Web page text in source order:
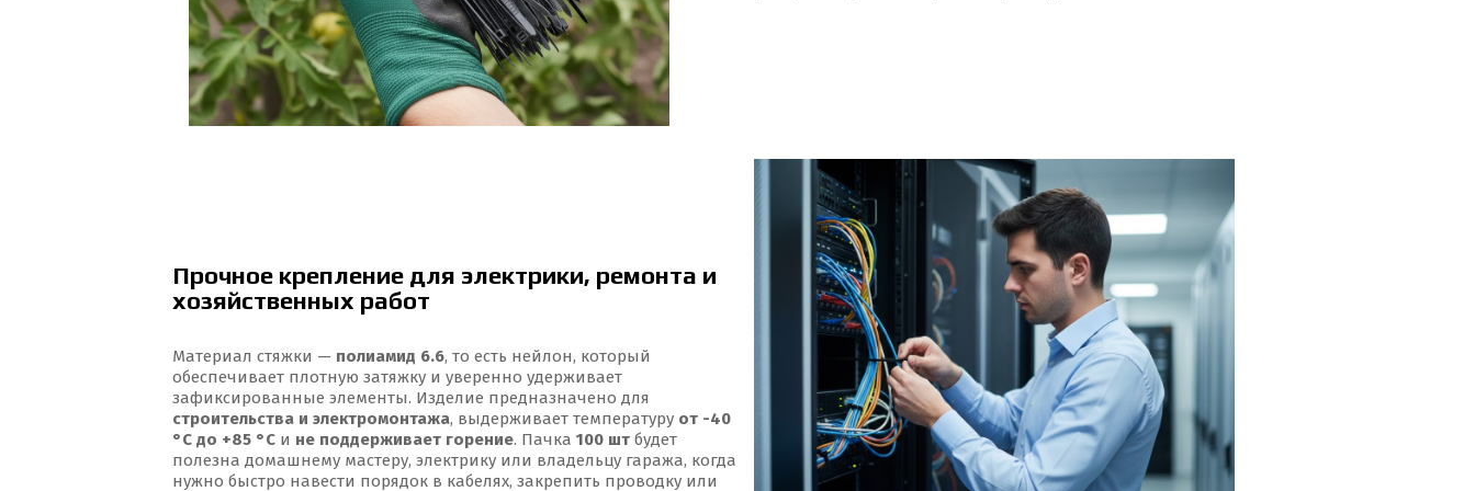
Прочное крепление для электрики, ремонта и
хозяйственных работ
Материал стяжки — полиамид 6.6, то есть нейлон, который
обеспечивает плотную затяжку и уверенно удерживает
зафиксированные элементы. Изделие предназначено для
строительства и электромонтажа, выдерживает температуру от -40
°С до +85 °С и не поддерживает горение. Пачка 100 шт будет
полезна домашнему мастеру, электрику или владельцу гаража, когда
нужно быстро навести порядок в кабелях, закрепить проводку или